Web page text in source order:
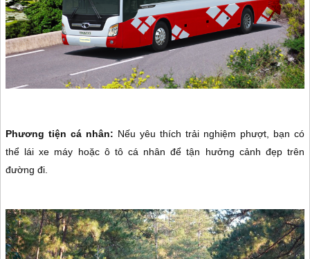
Phương tiện cá nhân: Nếu yêu thích trải nghiệm phượt, bạn có
thể lái xe máy hoặc ô tô cá nhân để tận hưởng cảnh đẹp trên
đường đi.